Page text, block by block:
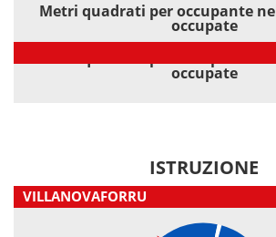
Metri quadrati per occupante
occupate
occupate
ISTRUZIONE
VILLANOVAFORRU